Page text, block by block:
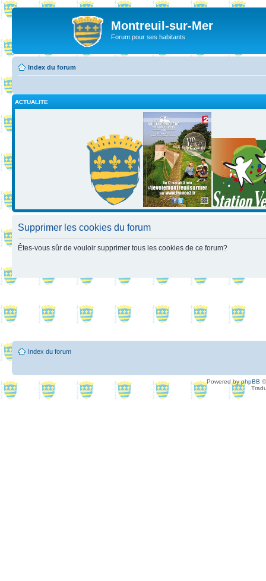
Montreuil-sur-Mer
Forum pour ses habitants
Index du forum
ACTUALITE
Supprimer les cookies du forum
Êtes-vous sûr de vouloir supprimer tous les cookies de ce forum?
Index du forum
Powered byphpBB